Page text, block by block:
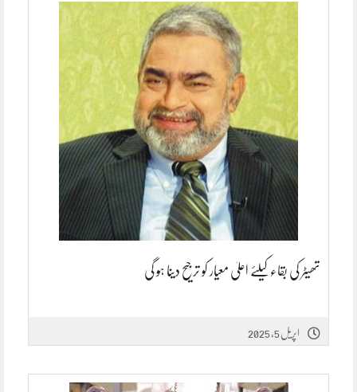
تھیٹر کی بقاء کیلئے اعلیٰ معیار کو ترجیح دینا ہو گی
اپریل 5, 2025